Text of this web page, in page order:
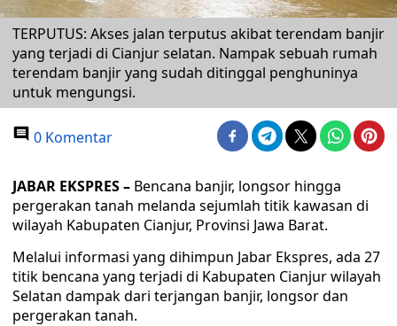
TERPUTUS: Akses jalan terputus akibat terendam banjir
yang terjadi di Cianjur selatan. Nampak sebuah rumah
terendam banjir yang sudah ditinggal penghuninya
untuk mengungsi.
0 Komentar
JABAR EKSPRES – Bencana banjir, longsor hingga
pergerakan tanah melanda sejumlah titik kawasan di
wilayah Kabupaten Cianjur, Provinsi Jawa Barat.
Melalui informasi yang dihimpun Jabar Ekspres, ada 27
titik bencana yang terjadi di Kabupaten Cianjur wilayah
Selatan dampak dari terjangan banjir, longsor dan
pergerakan tanah.